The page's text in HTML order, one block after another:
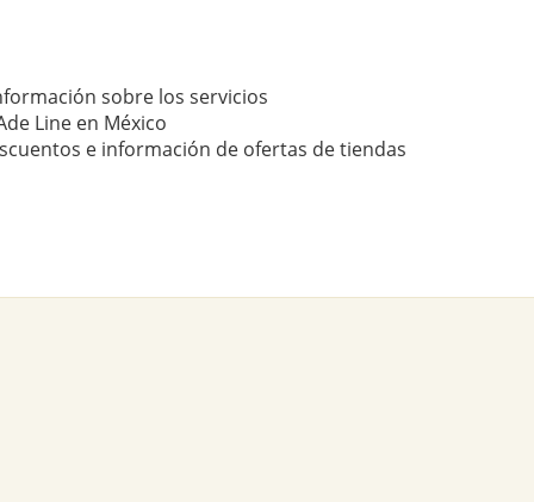
sobre los servicios
Line en México
e información de ofertas de tiendas